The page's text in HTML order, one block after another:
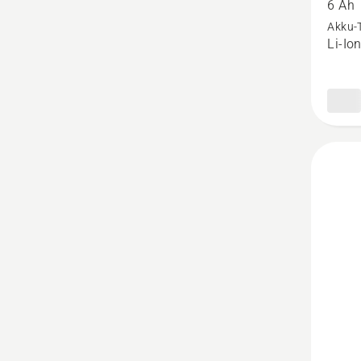
18-
B108
6 Ah
Akku-
Li-Ion